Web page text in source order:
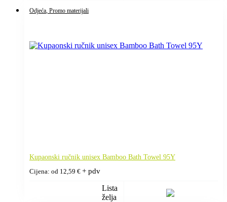
Odjeća, Promo materijali
Kupaonski ručnik unisex Bamboo Bath Towel 95Y
Cijena: od 12,59 € + pdv
Lista
želja